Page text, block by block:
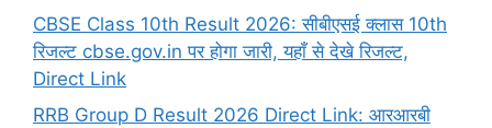
CBSE Class 10th Result 2026: सीबीएसई क्लास 10th
रिजल्ट cbse.gov.in पर होगा जारी, यहाँ से देखे रिजल्ट,
Direct Link
RRB Group D Result 2026 Direct Link: आरआरबी